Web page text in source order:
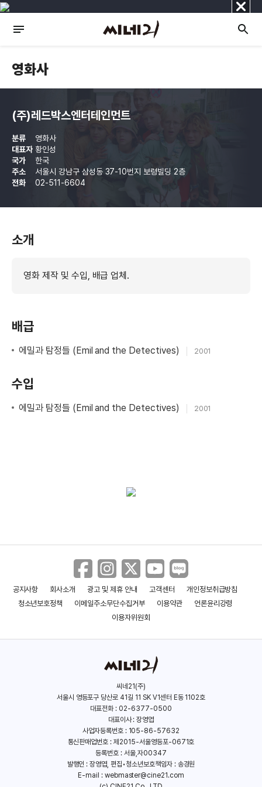
닫
기
영화사
(주)레드박스엔터테인먼트
분류
영화사
대표자 황인성
국가
한국
주소
서울시 강남구 삼성동 37-10번지 보령빌딩 2층
전화
02-511-6604
소개
영화 제작 및 수입, 배급 업체.
배급
에밀과 탐정들 (Emil and the Detectives) 2001
수입
에밀과 탐정들 (Emil and the Detectives) 2001
공지사항 회사소개 광고 및 제휴 안내 고객센터
개인정보취급방침
청소년보호정책
이메일주소무단수집거부 이용약관
언론윤리강령
이용자위원회
씨네21(주)
서울시 영등포구 당산로 41길 11 SK V1센터 E동 1102호
대표전화 : 02-6377-0500
대표이사 : 장영엽
사업자등록번호 : 105-86-57632
통신판매업번호 : 제2015-서울영등포-0671호
등록번호 : 서울,자00347
발행인 : 장영엽, 편집•청소년보호책임자 : 송경원
E-mail : webmaster@cine21.com